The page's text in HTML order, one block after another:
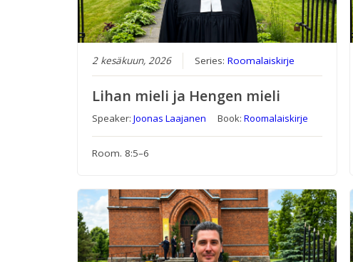
2 kesäkuun, 2026 Series:Roomalaiskirje
Lihan mieli ja Hengen mieli
Speaker:Joonas Laajanen Book:Roomalaiskirje
Room. 8:5–6